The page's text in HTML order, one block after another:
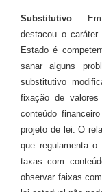
Substitutivo – Em
destacou o
Estado é
sanar alguns
substitutivo
fixação de
conteúdo
projeto de lei. O
que regulamenta
taxas com
observar faixas